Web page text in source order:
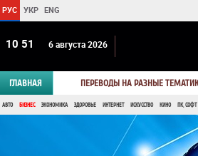
РУС УКР ENG
10:51 6 августа 2026
ГЛАВНАЯ ПЕРЕВОДЫ НА РАЗНЫЕ
АВТО БИЗНЕС ЭКОНОМИКА ЗДОРОВЬЕ ИНТЕРНЕТ ИСКУССТВО КИНО ПК, СОФТ